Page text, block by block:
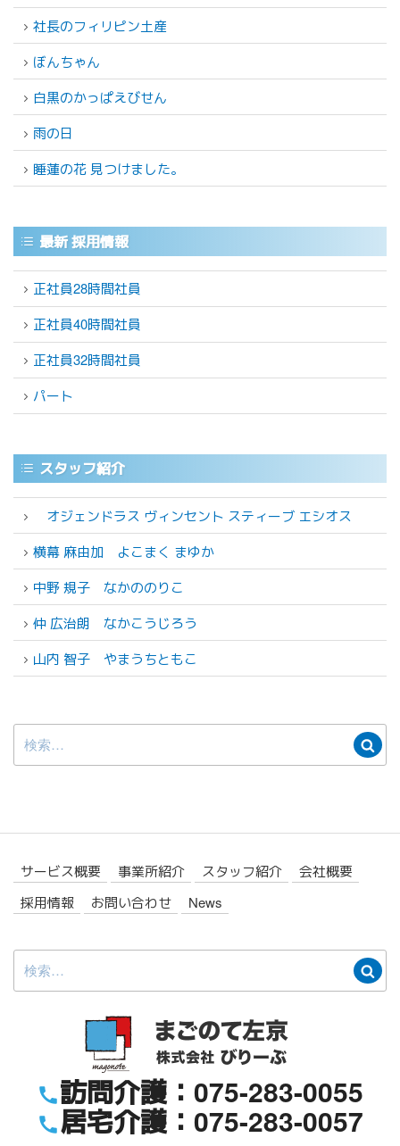
社長のフィリピン土産
ぼんちゃん
白黒のかっぱえびせん
雨の日
睡蓮の花 見つけました。
最新 採用情報
正社員28時間社員
正社員40時間社員
正社員32時間社員
パート
スタッフ紹介
オジェンドラス ヴィンセント スティーブ エシオス
横幕 麻由加
よこまく まゆか
中野 規子 なかののりこ
仲 広治朗 なかこうじろう
山内 智子 やまうちともこ
検
索:
検
索
サービス概要 事業所紹介 スタッフ紹介
会社概要
採用情報
お問い合わせ News
検
索:
検
索
訪問介護：075-283-0055
居宅介護：075-283-0057